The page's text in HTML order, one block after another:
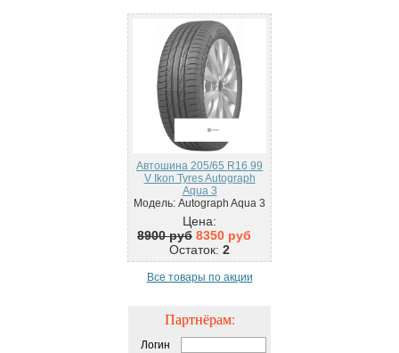
Автошина 205/65 R16 99
V Ikon Tyres Autograph
Aqua 3
Модель: Autograph Aqua 3
Цена:
8900 руб 8350 руб
Остаток: 2
Все товары по акции
Партнёрам:
Логин